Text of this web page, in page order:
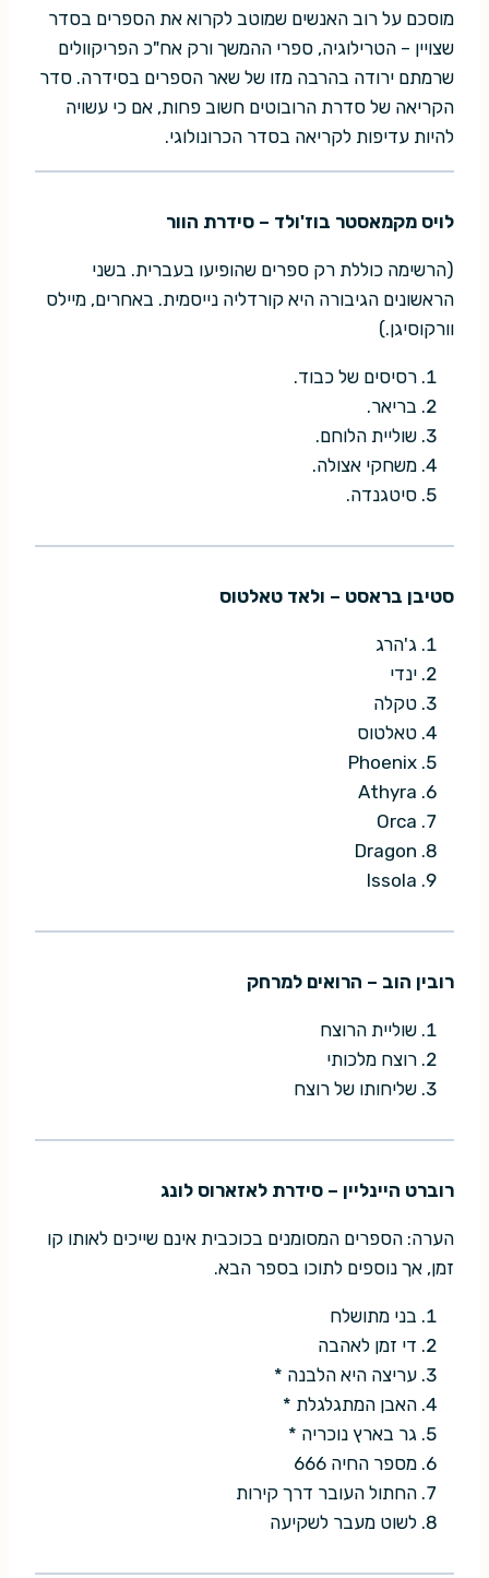
מוסכם על רוב האנשים שמוטב לקרוא את הספרים בסדר
שצויין – הטרילוגיה, ספרי ההמשך ורק אח"כ הפריקוולים
שרמתם ירודה בהרבה מזו של שאר הספרים בסידרה. סדר
הקריאה של סדרת הרובוטים חשוב פחות, אם כי עשויה
להיות עדיפות לקריאה בסדר הכרונולוגי.
לויס מקמאסטר בוז'ולד – סידרת הוור
(הרשימה כוללת רק ספרים שהופיעו בעברית. בשני
הראשונים הגיבורה היא קורדליה נייסמית. באחרים, מיילס
וורקוסיגן.)
רסיסים של כבוד.
בריאר.
שוליית הלוחם.
משחקי אצולה.
סיטגנדה.
סטיבן בראסט – ולאד טאלטוס
ג'הרג
ינדי
טקלה
טאלטוס
Phoenix
Athyra
Orca
Dragon
Issola
רובין הוב – הרואים למרחק
שוליית הרוצח
רוצח מלכותי
שליחותו של רוצח
רוברט היינליין – סידרת לאזארוס לונג
הערה: הספרים המסומנים בכוכבית אינם שייכים לאותו קו
זמן, אך נוספים לתוכו בספר הבא.
בני מתושלח
די זמן לאהבה
עריצה היא הלבנה *
האבן המתגלגלת *
גר בארץ נוכריה *
מספר החיה 666
החתול העובר דרך קירות
לשוט מעבר לשקיעה